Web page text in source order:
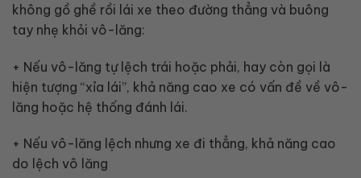
không gồ ghề rồi lái xe theo đường thẳng và buông
tay nhẹ khỏi vô-lăng:
+ Nếu vô-lăng tự lệch trái hoặc phải, hay còn gọi là
hiện tượng “xỉa lái”, khả năng cao xe có vấn đề về vô-
lăng hoặc hệ thống đánh lái.
+ Nếu vô-lăng lệch nhưng xe đi thẳng, khả năng cao
do lệch vô lăng